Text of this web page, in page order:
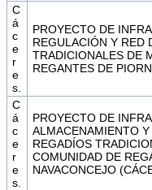
C
á
c
e
r
e
s.
PROYECTO DE
REGULACIÓN Y RED
TRADICIONALES DE
REGANTES DE
C
á
c
e
r
e
s.
PROYECTO DE
ALMACENAMIENTO
REGADÍOS
COMUNIDAD DE
NAVACONCEJO